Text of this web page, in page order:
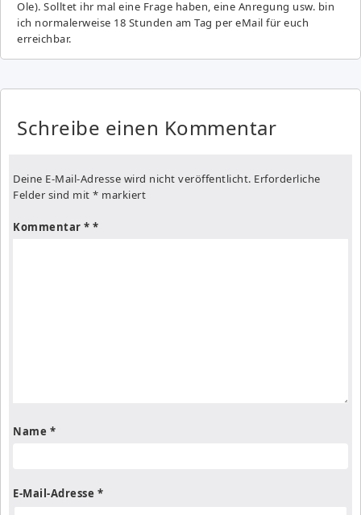
Ole). Solltet ihr mal eine Frage haben, eine Anregung usw. bin
ich normalerweise 18 Stunden am Tag per eMail für euch
erreichbar.
Schreibe einen Kommentar
Deine E-Mail-Adresse wird nicht veröffentlicht. Erforderliche
Felder sind mit * markiert
Kommentar *
Name *
E-Mail-Adresse *